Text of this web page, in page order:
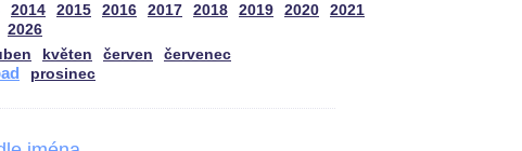
2014 2015 2016 2017 2018 2019 2020
2021
2026
květen červen
červenec
prosinec